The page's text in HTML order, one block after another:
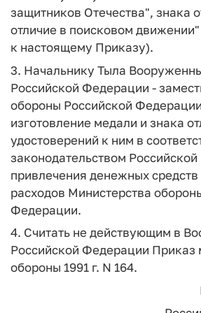
защитников Отечества", знака
отличие в поисковом
к настоящему Приказу).
3. Начальнику Тыла
Российской Федерации -
обороны Российской
изготовление медали и знака
удостоверений к ним в
законодательством
привлечения денежных
расходов Министерства
Федерации.
4. Считать не действующим в
Российской Федерации Приказ
обороны 1991 г. N 164.